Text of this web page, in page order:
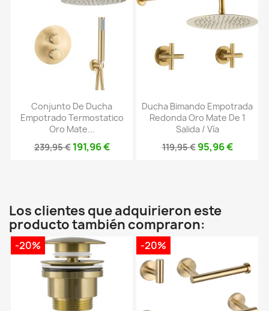
Conjunto De Ducha
Empotrado Termostatico
Oro Mate...
239,95 € 191,96 €
Ducha Bimando Empotrada
Redonda Oro Mate De 1
Salida / Vía
119,95 € 95,96 €
Los clientes que adquirieron este
producto también compraron:
-20% -20%